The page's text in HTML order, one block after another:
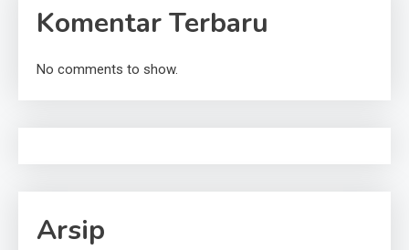
Komentar Terbaru
No comments to show.
Arsip